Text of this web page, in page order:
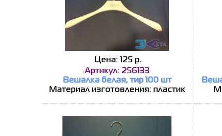
Цена: 125 р.
Артикул: 256133
Вешалка белая, тир 100 шт
Материал изготовления: пластик